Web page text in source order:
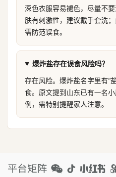
深色衣服容易褪色，尽量不
肤有刺激性，建议戴手套洗；
需防范误食。
爆炸盐存在误食风险吗？
存在风险。爆炸盐名字里有“
食。原文提到山东已有一名
例，需特别提醒家人注意。
平台矩阵